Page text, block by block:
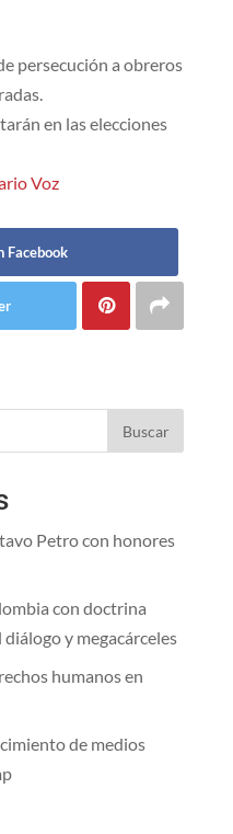
persecución a obreros
en las elecciones
Voz
Facebook
Buscar
Petro con honores
con doctrina
y megacárceles
humanos en
de medios